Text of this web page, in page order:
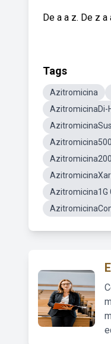
De a a z. De z
Tags
Azitromicina
AzitromicinaDi-
Azitromicina1G